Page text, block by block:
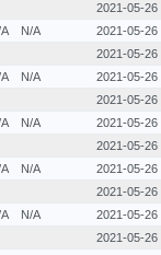
2021-05-26
N/A
2021-05-26
2021-05-26
N/A
2021-05-26
2021-05-26
N/A
2021-05-26
2021-05-26
N/A
2021-05-26
2021-05-26
N/A
2021-05-26
2021-05-26